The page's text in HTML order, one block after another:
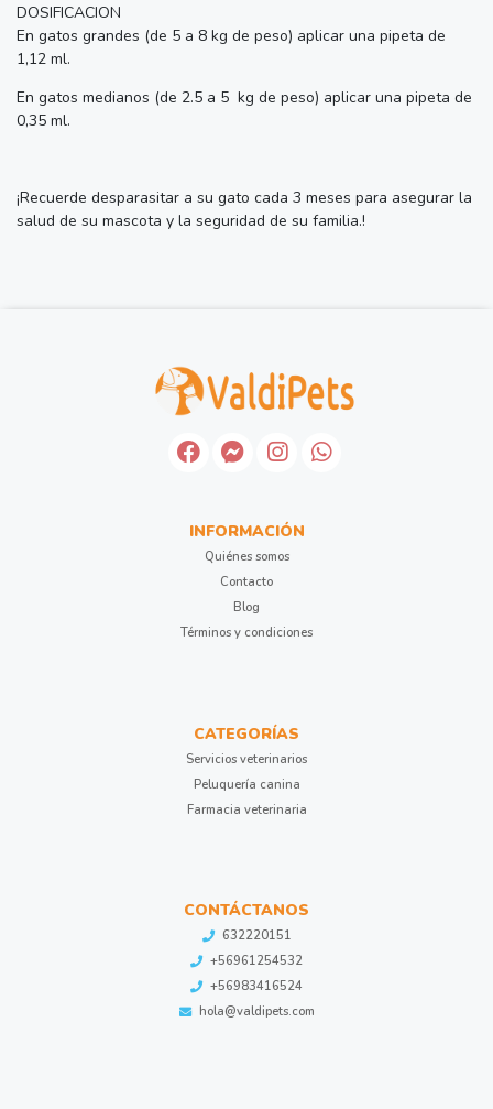
DOSIFICACION
En gatos grandes (de 5 a 8 kg de peso) aplicar una pipeta de
1,12 ml.
En gatos medianos (de 2.5 a 5 kg de peso) aplicar una pipeta de
0,35 ml.
¡Recuerde desparasitar a su gato cada 3 meses para asegurar la
salud de su mascota y la seguridad de su familia.!
INFORMACIÓN
Quiénes somos
Contacto
Blog
Términos y condiciones
CATEGORÍAS
Servicios veterinarios
Peluquería canina
Farmacia veterinaria
CONTÁCTANOS
632220151
+56961254532
+56983416524
hola@valdipets.com